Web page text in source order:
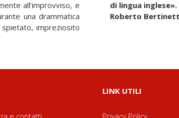
all’improvviso, e
una drammatica
impreziosito
di lingua inglese».
Roberto
e contatti
LINK UTILI
Privacy Policy